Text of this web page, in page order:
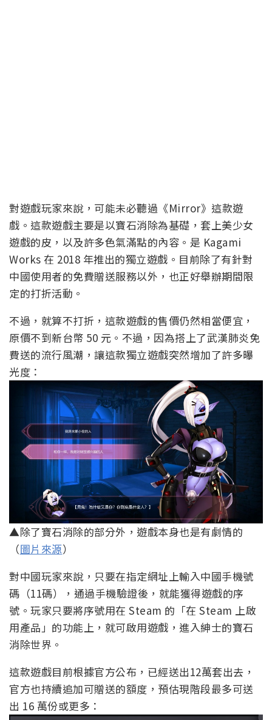
對遊戲玩家來說，可能未必聽過《Mirror》這款遊
戲。這款遊戲主要是以寶石消除為基礎，套上美少女
遊戲的皮，以及許多色氣滿點的內容。是 Kagami
Works 在 2018 年推出的獨立遊戲。目前除了有針對
中國使用者的免費贈送服務以外，也正好舉辦期間限
定的打折活動。
不過，就算不打折，這款遊戲的售價仍然相當便宜，
原價不到新台幣 50 元。不過，因為搭上了武漢肺炎免
費送的流行風潮，讓這款獨立遊戲突然增加了許多曝
光度：
▲除了寶石消除的部分外，遊戲本身也是有劇情的
（圖片來源）
對中國玩家來說，只要在指定網址上輸入中國手機號
碼（11碼），通過手機驗證後，就能獲得遊戲的序
號。玩家只要將序號用在 Steam 的「在 Steam 上啟
用產品」的功能上，就可啟用遊戲，進入紳士的寶石
消除世界。
這款遊戲目前根據官方公布，已經送出12萬套出去，
官方也持續追加可贈送的額度，預估現階段最多可送
出 16 萬份或更多：